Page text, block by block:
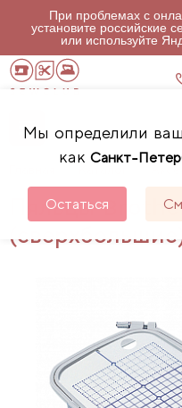
При проблемах с
установите
или используйте
Мы определили
как Санкт-
Остаться
Пяльцы